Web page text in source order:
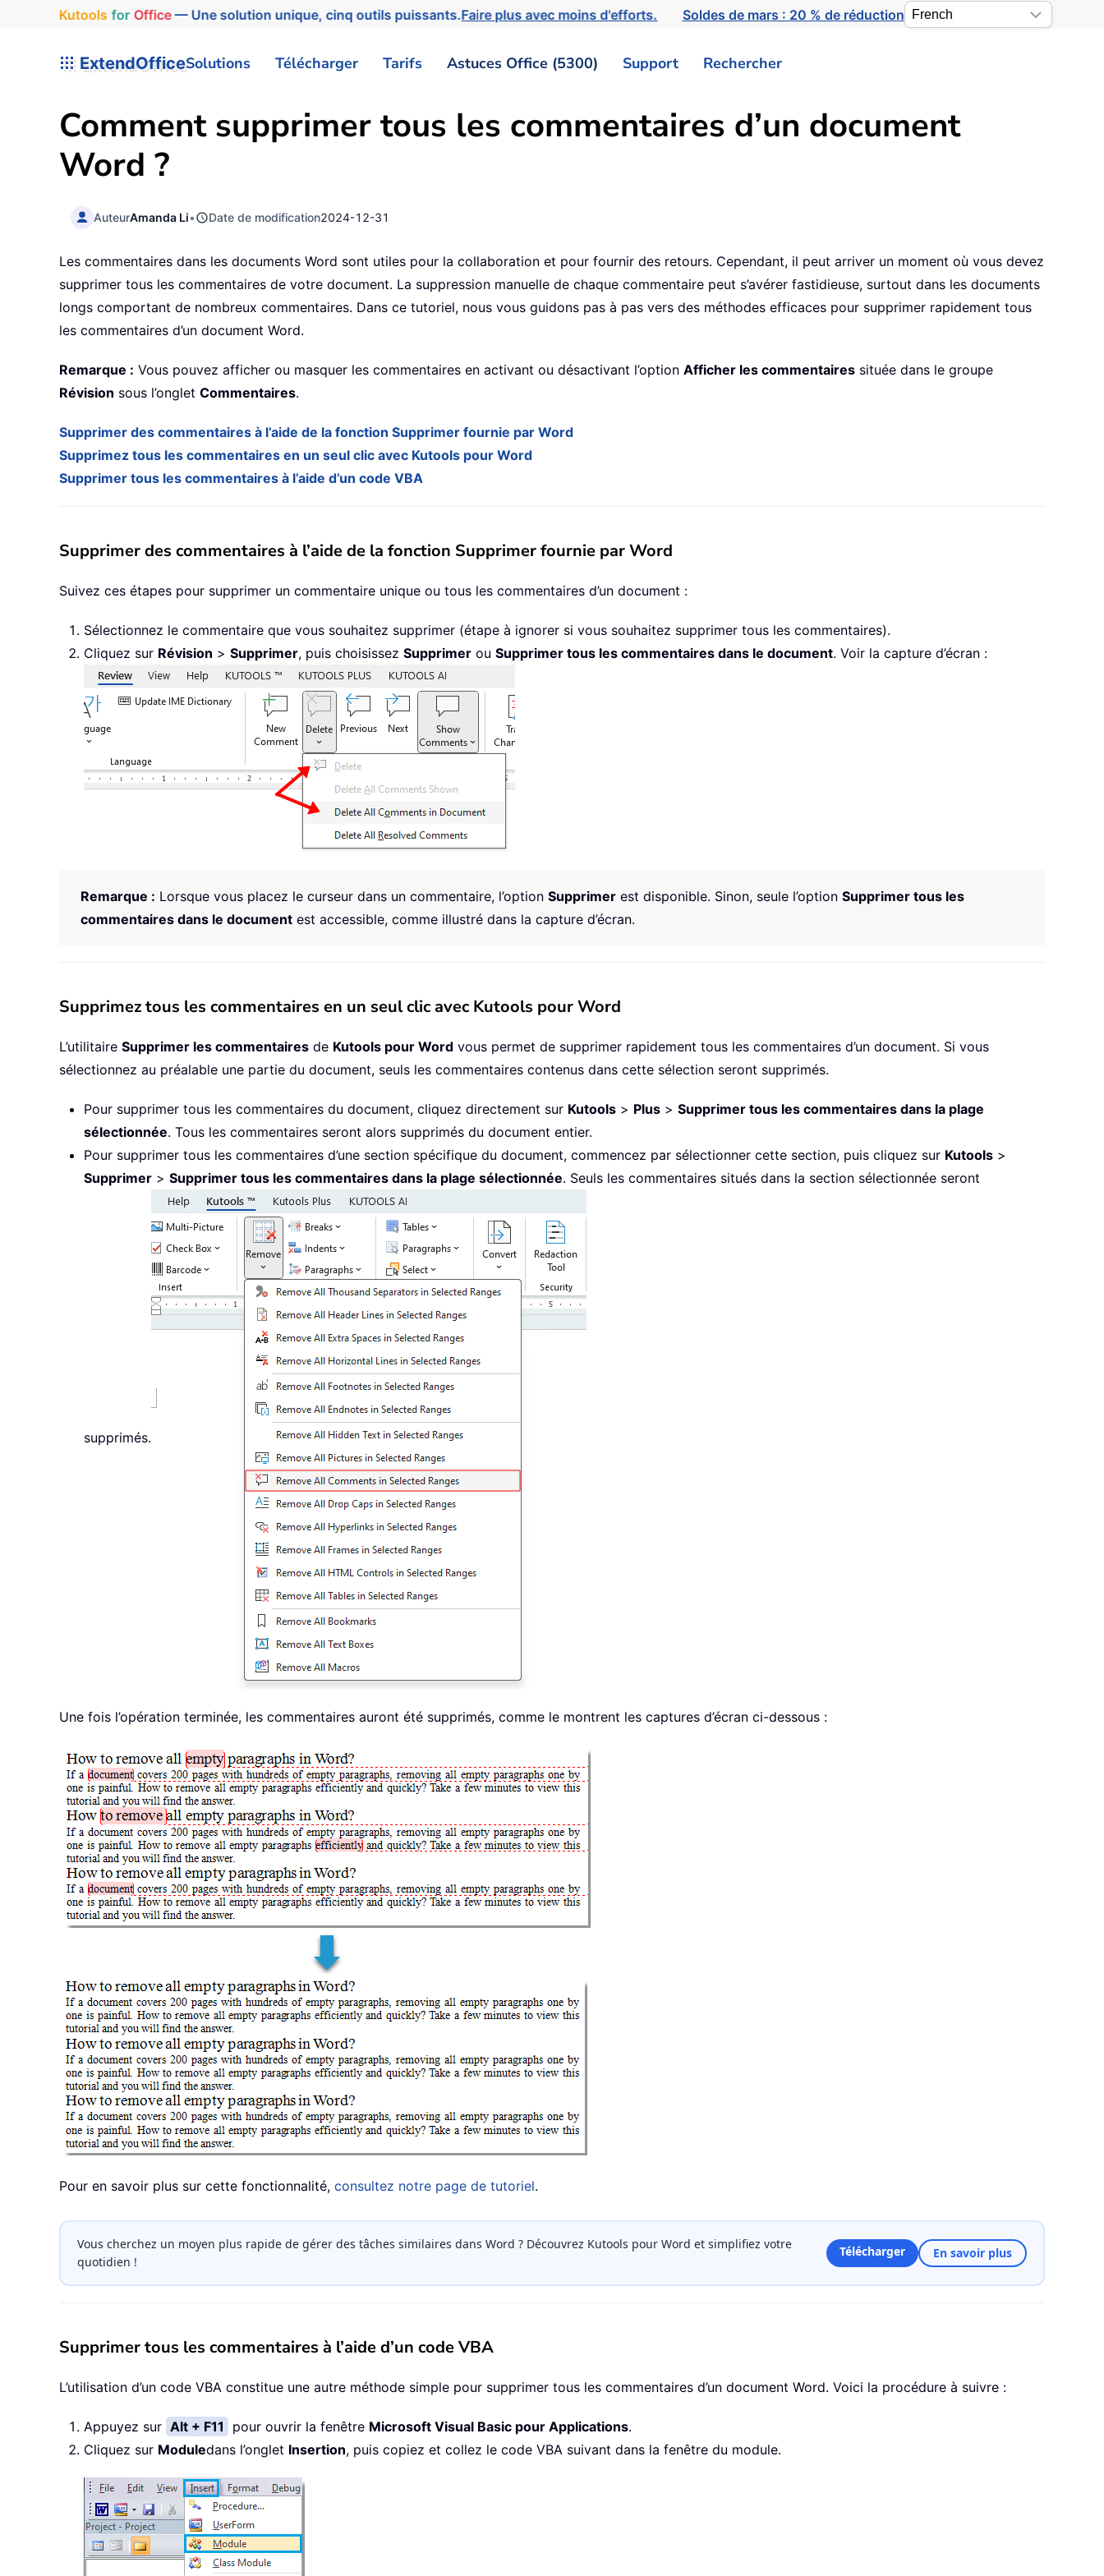
Kutools for Office— Une solution unique, cinq outils puissants.Faire plus avec moins d'efforts. Soldes de mars : 20 % de réduction
ExtendOfficeSolutions Télécharger Tarifs Astuces Office (5300) Support Rechercher
Comment supprimer tous les commentaires d’un document
Word ?
AuteurAmanda Li• Date de modification2024-12-31
Les commentaires dans les documents Word sont utiles pour la collaboration et pour fournir des retours. Cependant, il peut arriver un moment où vous devez
supprimer tous les commentaires de votre document. La suppression manuelle de chaque commentaire peut s’avérer fastidieuse, surtout dans les documents
longs comportant de nombreux commentaires. Dans ce tutoriel, nous vous guidons pas à pas vers des méthodes efficaces pour supprimer rapidement tous
les commentaires d’un document Word.
Remarque : Vous pouvez afficher ou masquer les commentaires en activant ou désactivant l’option Afficher les commentaires située dans le groupe
Révision sous l’onglet Commentaires.
Supprimer des commentaires à l’aide de la fonction Supprimer fournie par Word
Supprimez tous les commentaires en un seul clic avec Kutools pour Word
Supprimer tous les commentaires à l’aide d’un code VBA
Supprimer des commentaires à l’aide de la fonction Supprimer fournie par Word
Suivez ces étapes pour supprimer un commentaire unique ou tous les commentaires d’un document :
Sélectionnez le commentaire que vous souhaitez supprimer (étape à ignorer si vous souhaitez supprimer tous les commentaires).
Cliquez sur Révision > Supprimer, puis choisissez Supprimer ou Supprimer tous les commentaires dans le document. Voir la capture d’écran :
Remarque : Lorsque vous placez le curseur dans un commentaire, l’option Supprimer est disponible. Sinon, seule l’option Supprimer tous les
commentaires dans le document est accessible, comme illustré dans la capture d’écran.
Supprimez tous les commentaires en un seul clic avec Kutools pour Word
L’utilitaire Supprimer les commentaires de Kutools pour Word vous permet de supprimer rapidement tous les commentaires d’un document. Si vous
sélectionnez au préalable une partie du document, seuls les commentaires contenus dans cette sélection seront supprimés.
Pour supprimer tous les commentaires du document, cliquez directement sur Kutools > Plus > Supprimer tous les commentaires dans la plage
sélectionnée. Tous les commentaires seront alors supprimés du document entier.
Pour supprimer tous les commentaires d’une section spécifique du document, commencez par sélectionner cette section, puis cliquez sur Kutools >
Supprimer > Supprimer tous les commentaires dans la plage sélectionnée. Seuls les commentaires situés dans la section sélectionnée seront
supprimés.
Une fois l’opération terminée, les commentaires auront été supprimés, comme le montrent les captures d’écran ci-dessous :
Pour en savoir plus sur cette fonctionnalité, consultez notre page de tutoriel.
Vous cherchez un moyen plus rapide de gérer des tâches similaires dans Word ? Découvrez Kutools pour Word et simplifiez votre
quotidien !
Télécharger En savoir plus
Supprimer tous les commentaires à l’aide d’un code VBA
L’utilisation d’un code VBA constitue une autre méthode simple pour supprimer tous les commentaires d’un document Word. Voici la procédure à suivre :
Appuyez sur Alt + F11 pour ouvrir la fenêtre Microsoft Visual Basic pour Applications.
Cliquez sur Moduledans l’onglet Insertion, puis copiez et collez le code VBA suivant dans la fenêtre du module.